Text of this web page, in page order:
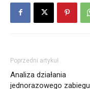
Poprzedni artykuł
Analiza działania
jednorazowego zabiegu